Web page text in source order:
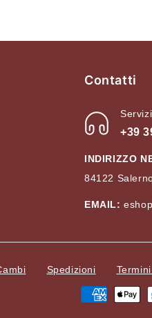
Contatti
+39
INDIRIZZO
84122
EMAIL:
Spedizioni
Metodi
visualizzare gli articoli
Login